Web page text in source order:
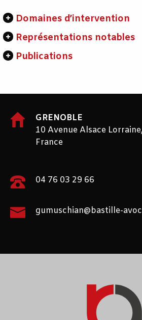
Domaines d’intervention
Représentations notables
Publications
GRENOBLE
10 Avenue Alsace
France
04 76 03 29 66
gumuschian@bastille-